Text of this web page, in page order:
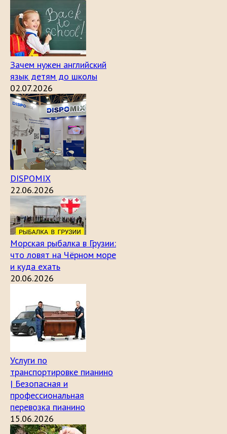
Зачем нужен английский
язык детям до школы
02.07.2026
DISPOMIX
22.06.2026
Морская рыбалка в Грузии:
что ловят на Чёрном море
и куда ехать
20.06.2026
Услуги по
транспортировке пианино
| Безопасная и
профессиональная
перевозка пианино
15.06.2026